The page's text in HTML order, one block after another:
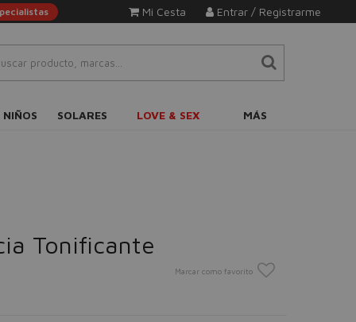
Entrar / Registrarme
Mi Cesta
NIÑOS SOLARES LOVE & SEX MÁS
Tonificante
Marcar como favorito